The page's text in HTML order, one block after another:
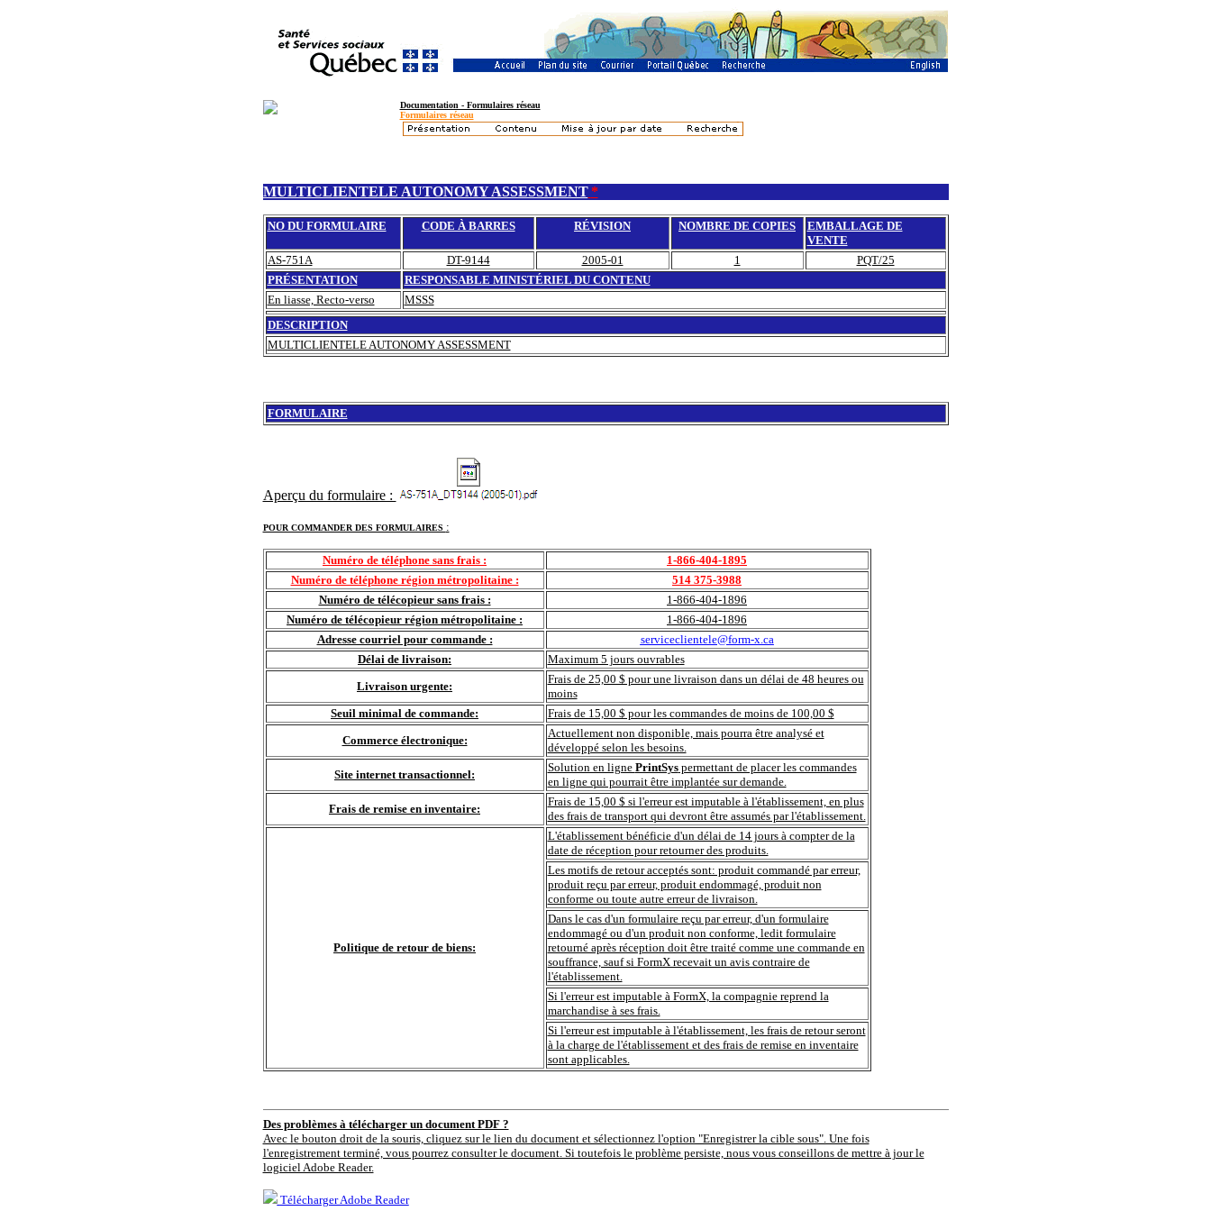
Documentation - Formulaires réseau
Formulaires réseau
MULTICLIENTELE AUTONOMY ASSESSMENT *
NO DU FORMULAIRE CODE À BARRES RÉVISION NOMBRE DE COPIES
EMBALLAGE DE
VENTE
AS-751A
DT-9144 2005-01 1
PQT/25
PRÉSENTATION
RESPONSABLE MINISTÉRIEL DU CONTENU
En liasse, Recto-verso
MSSS
DESCRIPTION
MULTICLIENTELE AUTONOMY ASSESSMENT
FORMULAIRE
Aperçu du formulaire :
POUR COMMANDER DES FORMULAIRES :
Numéro de téléphone sans frais :
1-866-404-1895
Numéro de téléphone région métropolitaine :
514 375-3988
Numéro de télécopieur sans frais :
1-866-404-1896
Numéro de télécopieur région métropolitaine :
1-866-404-1896
Adresse courriel pour commande :
serviceclientele@form-x.ca
Délai de livraison:
Maximum 5 jours ouvrables
Livraison urgente:
Frais de 25,00 $ pour une livraison dans un délai de 48 heures ou
moins
Seuil minimal de commande:
Frais de 15,00 $ pour les commandes de moins de 100,00 $
Commerce électronique:
Actuellement non disponible, mais pourra être analysé et
développé selon les besoins.
Site internet transactionnel:
Solution en ligne PrintSyspermettant de placer les commandes
en ligne qui pourrait être implantée sur demande.
Frais de remise en inventaire:
Frais de 15,00 $ si l'erreur est imputable à l'établissement, en plus
des frais de transport qui devront être assumés par l'établissement.
Politique de retour de biens:
L'établissement bénéficie d'un délai de 14 jours à compter de la
date de réception pour retourner des produits.
Les motifs de retour acceptés sont: produit commandé par erreur,
produit reçu par erreur, produit endommagé, produit non
conforme ou toute autre erreur de livraison.
Dans le cas d'un formulaire reçu par erreur, d'un formulaire
endommagé ou d'un produit non conforme, ledit formulaire
retourné après réception doit être traité comme une commande en
souffrance, sauf si FormX recevait un avis contraire de
l'établissement.
Si l'erreur est imputable à FormX, la compagnie reprend la
marchandise à ses frais.
Si l'erreur est imputable à l'établissement, les frais de retour seront
à la charge de l'établissement et des frais de remise en inventaire
sont applicables.
Des problèmes à télécharger un document PDF ?
Avec le bouton droit de la souris, cliquez sur le lien du document et sélectionnez l'option "Enregistrer la cible sous". Une fois
l'enregistrement terminé, vous pourrez consulter le document. Si toutefois le problème persiste, nous vous conseillons de mettre à jour le
logiciel Adobe Reader.
Télécharger Adobe Reader